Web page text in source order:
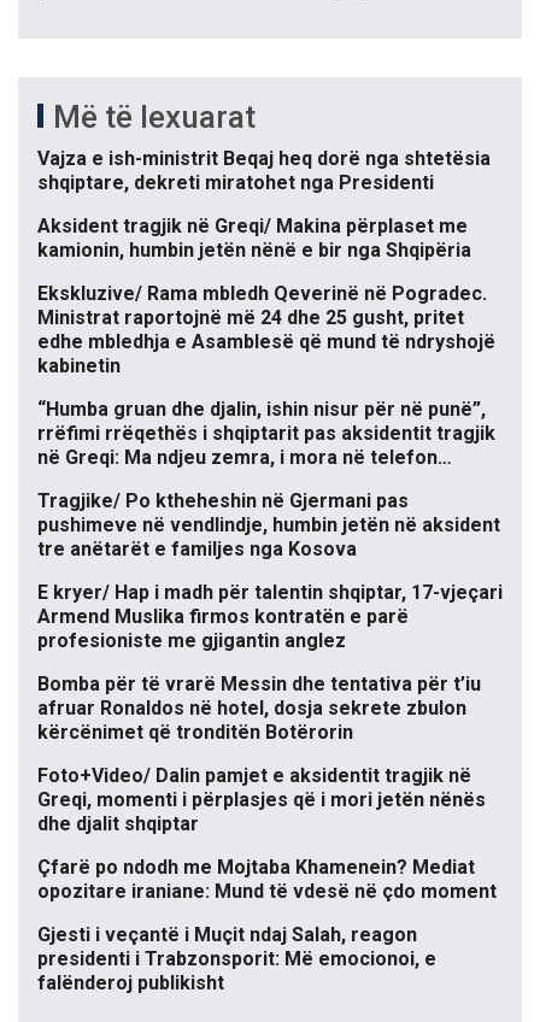
Më të lexuarat
Vajza e ish-ministrit Beqaj heq dorë nga shtetësia
shqiptare, dekreti miratohet nga Presidenti
Aksident tragjik në Greqi/ Makina përplaset me
kamionin, humbin jetën nënë e bir nga Shqipëria
Ekskluzive/ Rama mbledh Qeverinë në Pogradec.
Ministrat raportojnë më 24 dhe 25 gusht, pritet
edhe mbledhja e Asamblesë që mund të ndryshojë
kabinetin
“Humba gruan dhe djalin, ishin nisur për në punë”,
rrëfimi rrëqethës i shqiptarit pas aksidentit tragjik
në Greqi: Ma ndjeu zemra, i mora në telefon…
Tragjike/ Po ktheheshin në Gjermani pas
pushimeve në vendlindje, humbin jetën në aksident
tre anëtarët e familjes nga Kosova
E kryer/ Hap i madh për talentin shqiptar, 17-vjeçari
Armend Muslika firmos kontratën e parë
profesioniste me gjigantin anglez
Bomba për të vrarë Messin dhe tentativa për t’iu
afruar Ronaldos në hotel, dosja sekrete zbulon
kërcënimet që tronditën Botërorin
Foto+Video/ Dalin pamjet e aksidentit tragjik në
Greqi, momenti i përplasjes që i mori jetën nënës
dhe djalit shqiptar
Çfarë po ndodh me Mojtaba Khamenein? Mediat
opozitare iraniane: Mund të vdesë në çdo moment
Gjesti i veçantë i Muçit ndaj Salah, reagon
presidenti i Trabzonsporit: Më emocionoi, e
falënderoj publikisht